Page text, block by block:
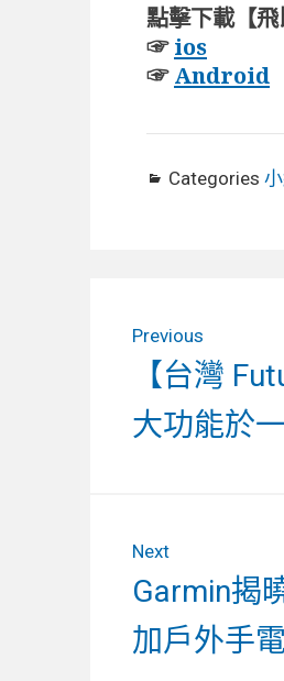
點擊下載【
☞ios
☞Android
Categories
Previous
Previous
post:
【台灣
大功能於
Next
Next
Garmin揭
加戶外手